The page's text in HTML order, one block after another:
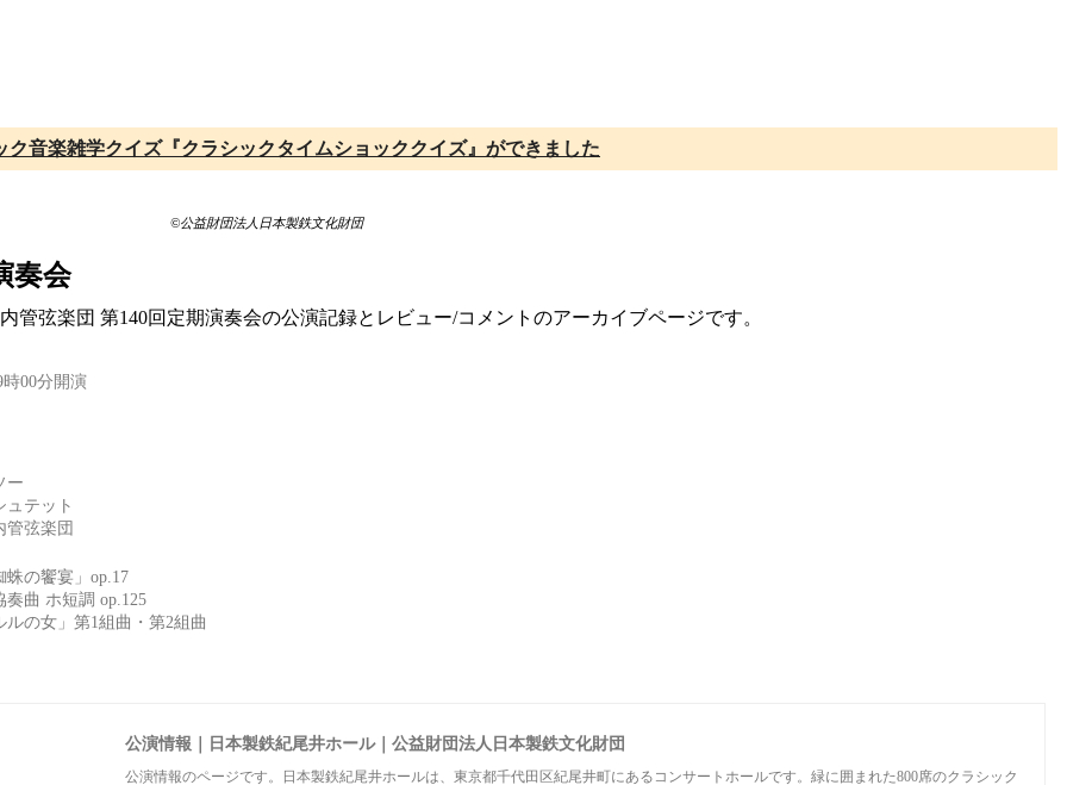
ク音楽雑学クイズ『クラシックタイムショッククイズ』ができました
©公益財団法人日本製鉄文化財団
奏会
管弦楽団 第140回定期演奏会の公演記録とレビュー/コメントのアーカイブページです。
00分開演
ー
ュテット
管弦楽団
の饗宴」op.17
曲 ホ短調 op.125
の女」第1組曲・第2組曲
公演情報｜日本製鉄紀尾井ホール｜公益財団法人日本製鉄文化財団
公演情報のページです。日本製鉄紀尾井ホールは、東京都千代田区紀尾井町にあるコンサートホールです。緑に囲まれた800席のクラシック